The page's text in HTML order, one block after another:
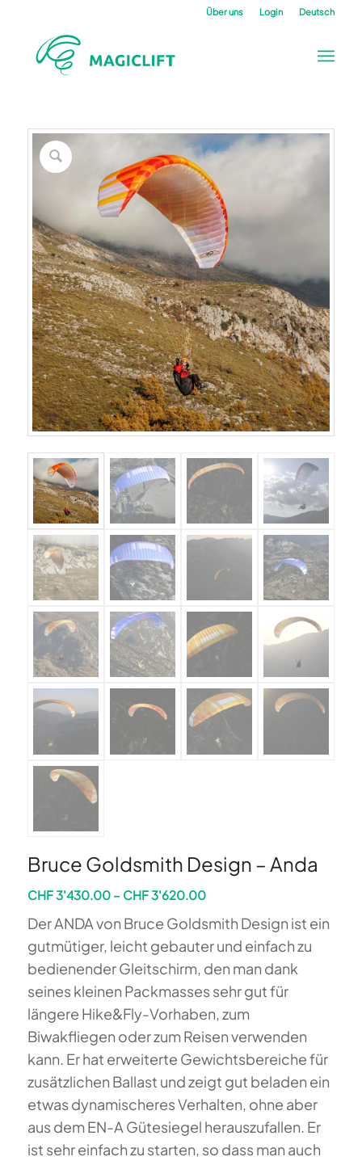
Über uns Login Deutsch
Bruce Goldsmith Design – Anda
CHF3'430.00 – CHF3'620.00Preisspanne:
bis
CHF 3'620.00
Der ANDA von Bruce Goldsmith Design ist ein
gutmütiger, leicht gebauter und einfach zu
bedienender Gleitschirm, den man dank
seines kleinen Packmasses sehr gut für
längere Hike&Fly-Vorhaben, zum
Biwakfliegen oder zum Reisen verwenden
kann. Er hat erweiterte Gewichtsbereiche für
zusätzlichen Ballast und zeigt gut beladen ein
etwas dynamischeres Verhalten, ohne aber
aus dem EN-A Gütesiegel herauszufallen. Er
ist sehr einfach zu starten, so dass man auch